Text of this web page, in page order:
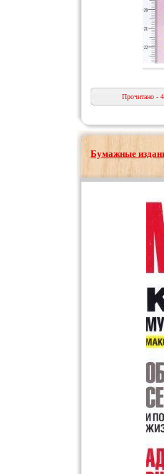
Прочитано -
Бумажные